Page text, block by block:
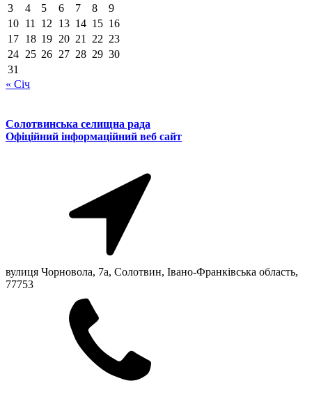
3
4 5 6 7 8
9
10 11 12 13 14 15 16
17 18 19 20 21 22 23
24 25 26 27 28 29 30
31
« Січ
Солотвинська селищна рада
Офіційний інформаційний веб сайт
вулиця Чорновола, 7a, Солотвин, Івано-Франківська область,
77753